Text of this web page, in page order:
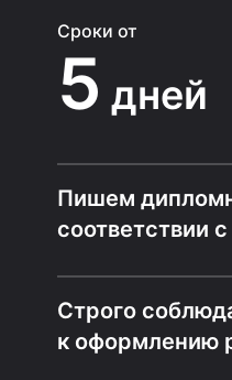
Сроки от
5 дней
Пишем
соответствии
Строго
к оформлению